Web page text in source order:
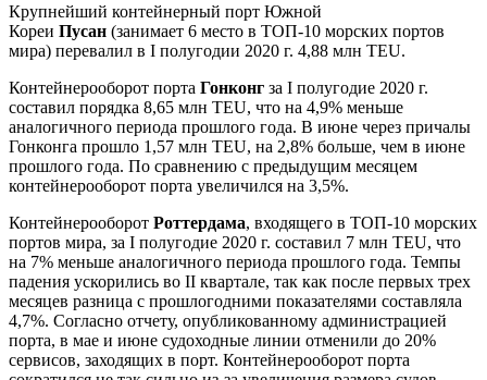
Крупнейший контейнерный порт Южной
Кореи Пусан (занимает 6 место в ТОП-10 морских портов
мира) перевалил в I полугодии 2020 г. 4,88 млн TEU.
Контейнерооборот порта Гонконг за I полугодие 2020 г.
составил порядка 8,65 млн TEU, что на 4,9% меньше
аналогичного периода прошлого года. В июне через причалы
Гонконга прошло 1,57 млн TEU, на 2,8% больше, чем в июне
прошлого года. По сравнению с предыдущим месяцем
контейнерооборот порта увеличился на 3,5%.
Контейнерооборот Роттердама, входящего в ТОП-10 морских
портов мира, за I полугодие 2020 г. составил 7 млн TEU, что
на 7% меньше аналогичного периода прошлого года. Темпы
падения ускорились во II квартале, так как после первых трех
месяцев разница с прошлогодними показателями составляла
4,7%. Согласно отчету, опубликованному администрацией
порта, в мае и июне судоходные линии отменили до 20%
сервисов, заходящих в порт. Контейнерооборот порта